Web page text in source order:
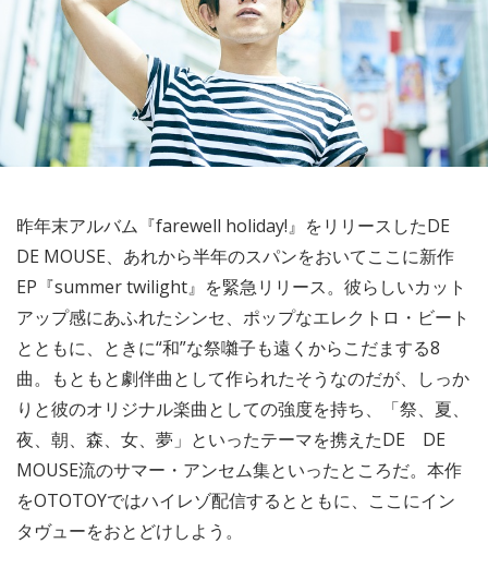
昨年末アルバム『farewell holiday!』をリリースしたDE
DE MOUSE、あれから半年のスパンをおいてここに新作
EP『summer twilight』を緊急リリース。彼らしいカット
アップ感にあふれたシンセ、ポップなエレクトロ・ビート
とともに、ときに“和”な祭囃子も遠くからこだまする8
曲。もともと劇伴曲として作られたそうなのだが、しっか
りと彼のオリジナル楽曲としての強度を持ち、「祭、夏、
夜、朝、森、女、夢」といったテーマを携えたDE DE
MOUSE流のサマー・アンセム集といったところだ。本作
をOTOTOYではハイレゾ配信するとともに、ここにイン
タヴューをおとどけしよう。